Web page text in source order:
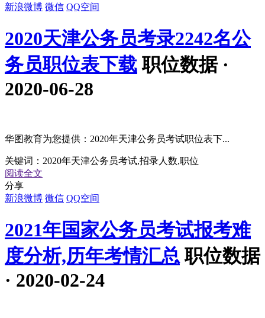
新浪微博 微信 QQ空间
2020天津公务员考录2242名公
务员职位表下载 职位数据 ·
2020-06-28
华图教育为您提供：2020年天津公务员考试职位表下...
关键词： 2020年天津公务员考试,招录人数,职位
阅读全文
分享
新浪微博 微信 QQ空间
2021年国家公务员考试报考难
度分析,历年考情汇总 职位数据
· 2020-02-24